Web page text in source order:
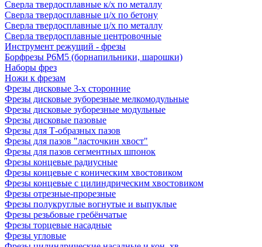
Сверла твердосплавные к/х по металлу
Сверла твердосплавные ц/х по бетону
Сверла твердосплавные ц/х по металлу
Сверла твердосплавные центровочные
Инструмент режущий - фрезы
Борфрезы Р6М5 (борнапильники, шарошки)
Наборы фрез
Ножи к фрезам
Фрезы дисковые 3-х сторонние
Фрезы дисковые зуборезные мелкомодульные
Фрезы дисковые зуборезные модульные
Фрезы дисковые пазовые
Фрезы для Т-образных пазов
Фрезы для пазов "ласточкин хвост"
Фрезы для пазов сегментных шпонок
Фрезы концевые радиусные
Фрезы концевые с коническим хвостовиком
Фрезы концевые с цилиндрическим хвостовиком
Фрезы отрезные-прорезные
Фрезы полукруглые вогнутые и выпуклые
Фрезы резьбовые гребёнчатые
Фрезы торцевые насадные
Фрезы угловые